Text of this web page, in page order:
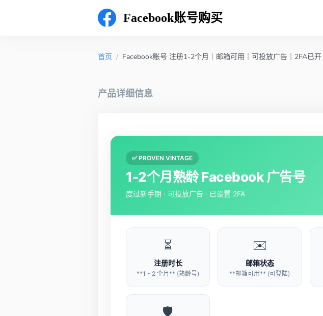
Facebook账号购买
首页 / Facebook账号 注册1-2个月｜邮箱可用｜可投放广告｜2FA已开
产品详细信息
✅ PROVEN VINTAGE
1-2个月熟龄 Facebook 广告号
度过新手期 · 可投放广告 · 已设置 2FA
⏳
注册时长
**1 - 2 个月** (熟龄号)
✉️
邮箱状态
**邮箱可用** (可登陆)
🛡️